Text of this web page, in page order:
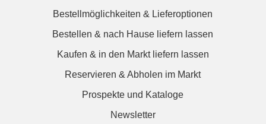
Bestellmöglichkeiten & Lieferoptionen
Bestellen & nach Hause liefern lassen
Kaufen & in den Markt liefern lassen
Reservieren & Abholen im Markt
Prospekte und Kataloge
Newsletter